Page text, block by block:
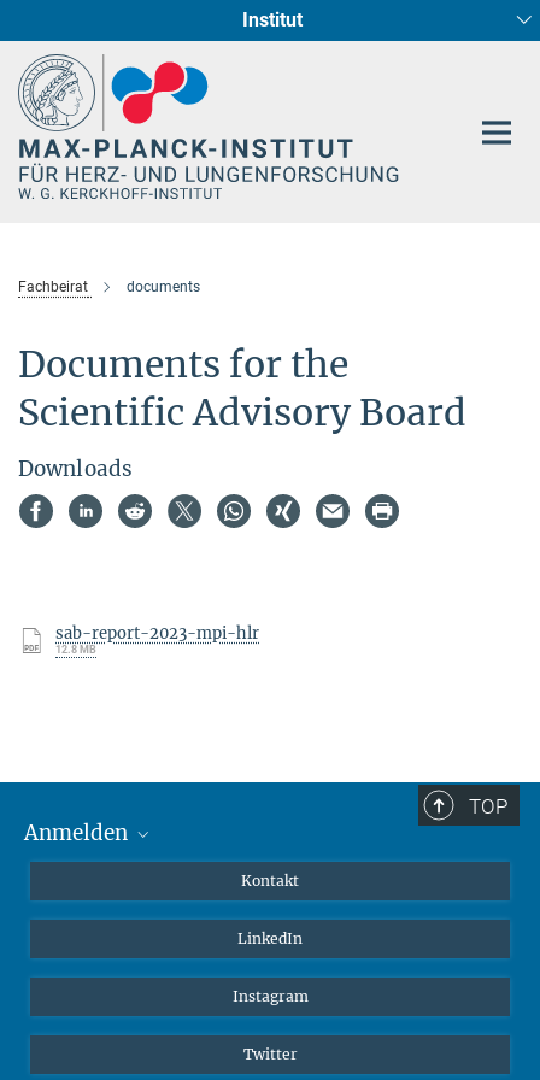
Institut
Entwicklung und Umbau des Herzens (Abt. I)
Pharmakologie (Abt. II)
Genetik der Entwicklung (Abt. III)
Cellular Resilience
Circadiane Rhythmik des Herzstoffwechsels
Neurokardiale Achse
Epigenetics
Fachbeirat documents
Documents for the
Scientific Advisory Board
Downloads
sab-report-2023-mpi-hlr
12.8 MB
TOP
Anmelden
Webmail
Intranet
Kontakt
LinkedIn
Instagram
Twitter